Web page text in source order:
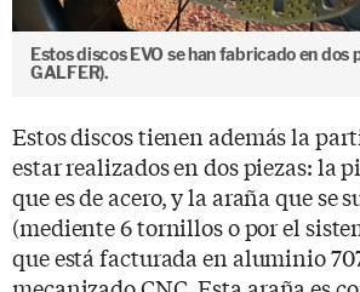
Estos discos EVO se han fabricado en dos
GALFER).
Estos discos tienen además la
estar realizados en dos piezas: la
que es de acero, y la araña que se
(mediente 6 tornillos o por el
que está facturada en aluminio